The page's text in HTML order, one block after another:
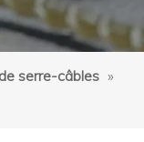
serre-câbles »